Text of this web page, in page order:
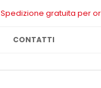
Spedizione gratuita per
CONTATTI